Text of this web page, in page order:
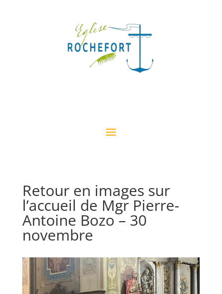
Retour en images sur
l’accueil de Mgr Pierre-
Antoine Bozo – 30
novembre